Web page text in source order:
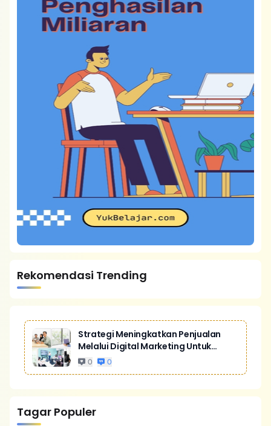
Rekomendasi Trending
Strategi Meningkatkan Penjualan
Melalui Digital Marketing Untuk
Bisnis Yang Lebih Kompetitif
0 0
Tagar Populer